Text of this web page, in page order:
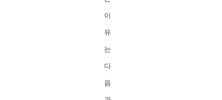
이
유
는
다
음